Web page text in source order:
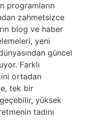
programların
zahmetsizce
blog ve haber
yeni
güncel
Farklı
ortadan
tek bir
yüksek
tadını